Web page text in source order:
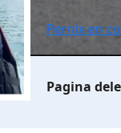
Pernix en